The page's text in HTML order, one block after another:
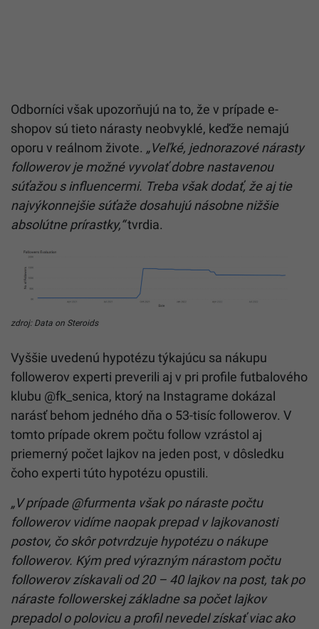
Odborníci však upozorňujú na to, že v prípade e-
shopov sú tieto nárasty neobvyklé, keďže nemajú
oporu v reálnom živote. „Veľké, jednorazové nárasty
followerov je možné vyvolať dobre nastavenou
súťažou s influencermi. Treba však dodať, že aj tie
najvýkonnejšie súťaže dosahujú násobne nižšie
absolútne prírastky,“tvrdia.
zdroj: Data on Steroids
Vyššie uvedenú hypotézu týkajúcu sa nákupu
followerov experti preverili aj v pri profile futbalového
klubu @fk_senica, ktorý na Instagrame dokázal
narásť behom jedného dňa o 53-tisíc followerov. V
tomto prípade okrem počtu follow vzrástol aj
priemerný počet lajkov na jeden post, v dôsledku
čoho experti túto hypotézu opustili.
„V prípade @furmenta však po náraste počtu
followerov vidíme naopak prepad v lajkovanosti
postov, čo skôr potvrdzuje hypotézu o nákupe
followerov. Kým pred výrazným nárastom počtu
followerov získavali od 20 – 40 lajkov na post, tak po
náraste followerskej základne sa počet lajkov
prepadol o polovicu a profil nevedel získať viac ako